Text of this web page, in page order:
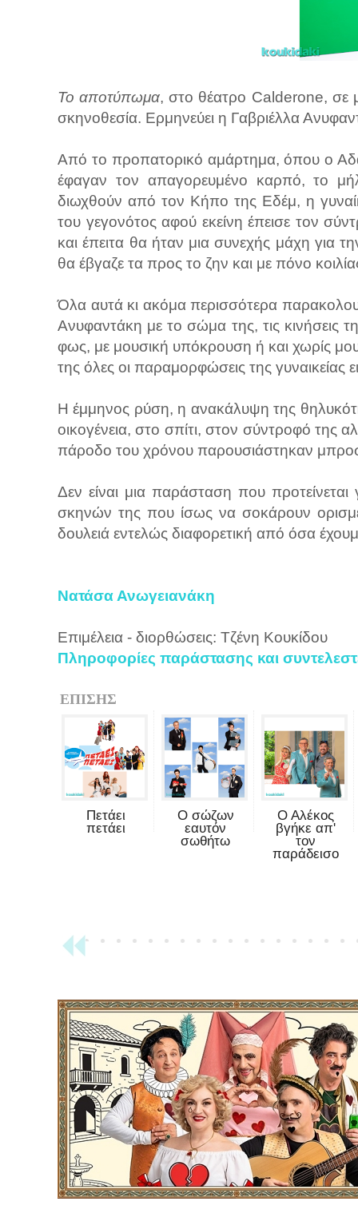
Το αποτύπωμα, στο θέατρο Calderone, σε
σκηνοθεσία. Ερμηνεύει η Γαβριέλλα
Από το προπατορικό αμάρτημα, όπου ο
έφαγαν τον απαγορευμένο καρπό, το
διωχθούν από τον Κήπο της Εδέμ, η
του γεγονότος αφού εκείνη έπεισε τον
και έπειτα θα ήταν μια συνεχής μάχη για
θα έβγαζε τα προς το ζην και με πόνο
Όλα αυτά κι ακόμα περισσότερα
Ανυφαντάκη με το σώμα της, τις κινήσεις
φως, με μουσική υπόκρουση ή και χωρίς
της όλες οι παραμορφώσεις της
Η έμμηνος ρύση, η ανακάλυψη της
οικογένεια, στο σπίτι, στον σύντροφό της
πάροδο του χρόνου παρουσιάστηκαν
Δεν είναι μια παράσταση που
σκηνών της που ίσως να σοκάρουν
δουλειά εντελώς διαφορετική από όσα
Νατάσα Ανωγειανάκη
Επιμέλεια - διορθώσεις: Τζένη Κουκίδου
Πληροφορίες παράστασης και
ΕΠΙΣΗΣ
Πετάει
πετάει
Ο σώζων
εαυτόν
σωθήτω
Ο Αλέκος
βγήκε απ'
τον
παράδεισο